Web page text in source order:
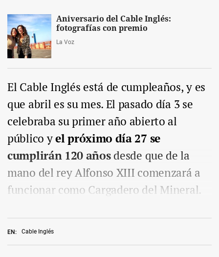
EN: Cable Inglés
Aniversario del Cable Inglés:
fotografías con premio
La Voz
El Cable Inglés está de cumpleaños, y es
que abril es su mes. El pasado día 3 se
celebraba su primer año abierto al
público yel próximo día 27 se
cumplirán 120 añosdesde que de la
mano del rey Alfonso XIII comenzará a
funcionar como Cargadero del Mineral.